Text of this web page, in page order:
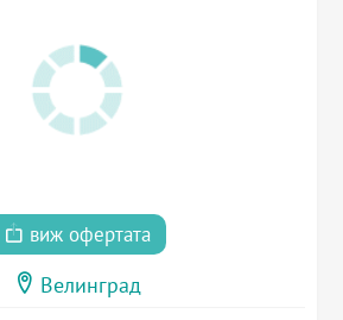
виж офертата
Велинград